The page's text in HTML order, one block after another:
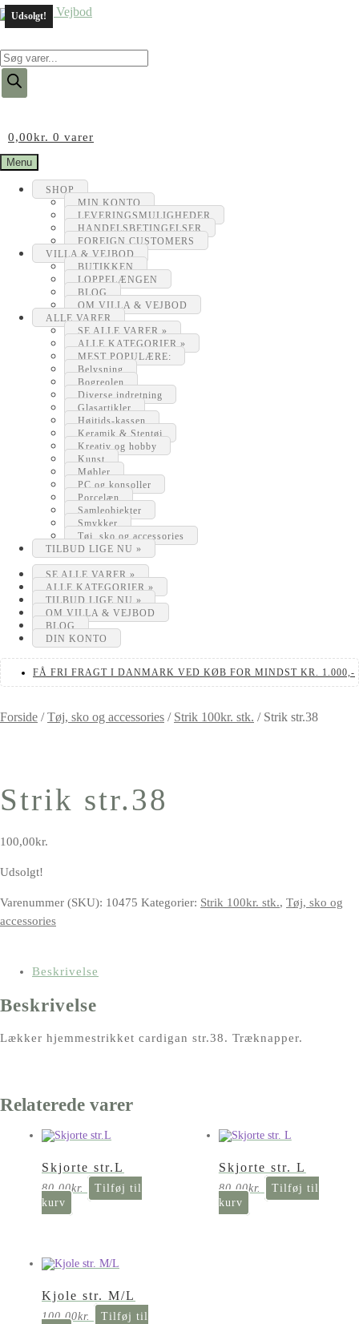
Products
search
0,00kr. 0 varer
Menu
SHOP
MIN KONTO
LEVERINGSMULIGHEDER
HANDELSBETINGELSER
FOREIGN CUSTOMERS
VILLA & VEJBOD
BUTIKKEN
LOPPELÆNGEN
BLOG
OM VILLA & VEJBOD
ALLE VARER
SE ALLE VARER »
ALLE KATEGORIER »
MEST POPULÆRE:
Belysning
Bogreolen
Diverse indretning
Glasartikler
Højtids-kassen
Keramik & Stentøj
Kreativ og hobby
Kunst
Møbler
PC og konsoller
Porcelæn
Samleobjekter
Smykker
Tøj, sko og accessories
TILBUD LIGE NU »
SE ALLE VARER »
ALLE KATEGORIER »
TILBUD LIGE NU »
OM VILLA & VEJBOD
BLOG
DIN KONTO
FÅ FRI FRAGT I DANMARK VED KØB FOR MINDST KR. 1.000,-
Forside /Tøj, sko og accessories / Strik 100kr. stk. / Strik str.38
Udsolgt!
Strik str.38
100,00kr.
Udsolgt!
Varenummer (SKU): 10475 Kategorier: Strik 100kr. stk., Tøj, sko og
accessories
Beskrivelse
Beskrivelse
Lækker hjemmestrikket cardigan str.38. Træknapper.
Relaterede varer
Skjorte str.L
80,00kr.
Tilføj til
kurv
Skjorte str. L
80,00kr.
Tilføj til
kurv
Kjole str. M/L
100,00kr.
Tilføj til